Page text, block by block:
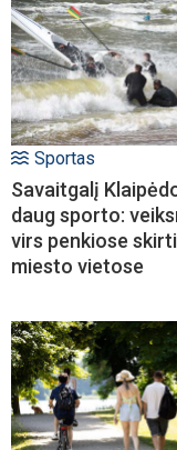
Sportas
Savaitgalį
daug sporto:
virs penkiose
miesto vietose